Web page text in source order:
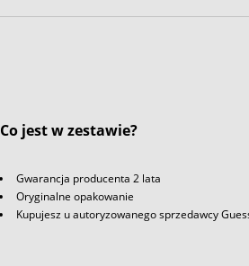
Co jest w zestawie?
Gwarancja producenta 2 lata
Oryginalne opakowanie
Kupujesz u autoryzowanego sprzedawcy